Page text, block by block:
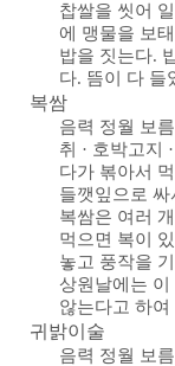
찹쌀을 씻어
에 맹물을 보
밥을 짓는다.
다. 뜸이 다 들
복쌈
음력 정월 보
취 · 호박고지
다가 볶아서
들깻잎으로
복쌈은 여러
먹으면 복이
놓고 풍작을
상원날에는
않는다고 하
귀밝이술
음력 정월 보